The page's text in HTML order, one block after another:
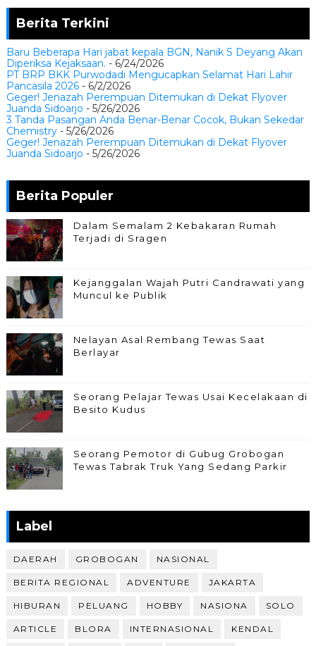
Berita Terkini
Baru Beberapa Hari jabat kepala BGN, Nanik S Deyang Akan
Diperiksa Kejaksaan. - 6/24/2026
PT BRP BKK Purwodadi Mengucapkan Selamat Hari Lahir
Pancasila 2026- 6/2/2026
Geger! Jenazah Perempuan Ditemukan di Dekat Flyover
Juanda Sidoarjo - 5/26/2026
3 Tanda Pasangan Anda Benar-Benar Cocok, Bukan Sekedar
Chemistry- 5/26/2026
Geger! Jenazah Perempuan Ditemukan di Dekat Flyover
Juanda Sidoarjo - 5/26/2026
Berita Populer
Dalam Semalam 2 Kebakaran Rumah
Terjadi di Sragen
Kejanggalan Wajah Putri Candrawati yang
Muncul ke Publik
Nelayan Asal Rembang Tewas Saat
Berlayar
Seorang Pelajar Tewas Usai Kecelakaan di
Besito Kudus
Seorang Pemotor di Gubug Grobogan
Tewas Tabrak Truk Yang Sedang Parkir
Label
DAERAH GROBOGAN NASIONAL
BERITA REGIONAL ADVENTURE JAKARTA
HIBURAN PELUANG HOBBY NASIONA SOLO
ARTICLE BLORA INTERNASIONAL KENDAL